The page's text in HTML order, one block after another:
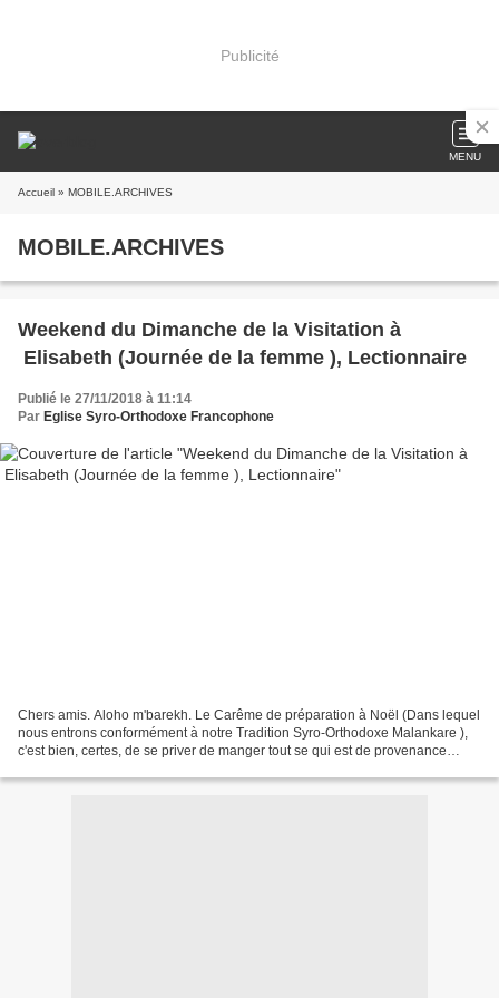
Publicité
MENU
Accueil » MOBILE.ARCHIVES
MOBILE.ARCHIVES
Weekend du Dimanche de la Visitation à
Elisabeth (Journée de la femme ), Lectionnaire
Publié le 27/11/2018 à 11:14
Par Eglise Syro-Orthodoxe Francophone
Chers amis. Aloho m'barekh. Le Carême de préparation à Noël (Dans lequel
nous entrons conformément à notre Tradition Syro-Orthodoxe Malankare ),
c'est bien, certes, de se priver de manger tout se qui est de provenance